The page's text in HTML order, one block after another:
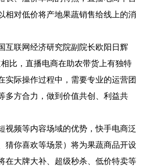
相对低价将产地果蔬销售给线上的消
互联网经济研究院副院长欧阳日辉
比，直播电商在助农带货上有独特
实际操作过程中，需要专业的运营团
多方合力，做到价值共创、利益共
视频等内容场域的优势，快手电商泛
猜你喜欢等场景）将为果蔬商品开设
在大牌大补、超级秒杀、低价特卖等